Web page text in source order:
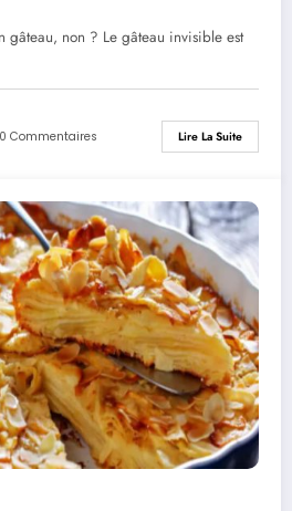
non ? Le gâteau invisible est
0 Commentaires Lire La Suite